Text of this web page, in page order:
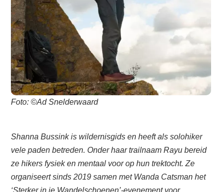
Foto: ©Ad Snelderwaard
Shanna Bussink is wildernisgids en heeft als solohiker
vele paden betreden. Onder haar trailnaam Rayu bereid
ze hikers fysiek en mentaal voor op hun trektocht. Ze
organiseert sinds 2019 samen met Wanda Catsman het